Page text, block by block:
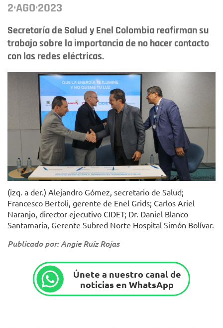
2·AGO·2023
Secretaría de Salud y Enel Colombia reafirman su
trabajo sobre la importancia de no hacer contacto
con las redes eléctricas.
Foto: Enel Colombia.
(izq. a der.) Alejandro Gómez, secretario de Salud;
Francesco Bertoli, gerente de Enel Grids; Carlos Ariel
Naranjo, director ejecutivo CIDET; Dr. Daniel Blanco
Santamaria, Gerente Subred Norte Hospital Simón Bolívar.
Publicado por: Angie Ruíz Rojas
Únete a nuestro canal de
noticias en WhatsApp